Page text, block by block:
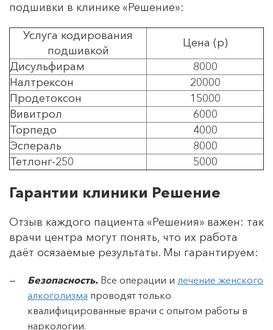
подшивки в клинике «Решение»:
Услуга кодирования
подшивкой
Цена (р)
Дисульфирам
8000
Налтрексон
20000
Продетоксон
15000
Вивитрол
6000
Торпедо
4000
Эспераль
8000
Тетлонг-250
5000
Гарантии клиники Решение
Отзыв каждого пациента «Решения» важен: так
врачи центра могут понять, что их работа
даёт осязаемые результаты. Мы гарантируем:
Безопасность. Все операции и лечение женского
алкоголизма проводят только
квалифицированные врачи с опытом работы в
наркологии.